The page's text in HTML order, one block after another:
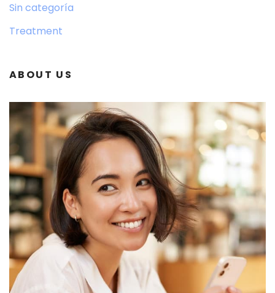
Sin categoría
Treatment
ABOUT US